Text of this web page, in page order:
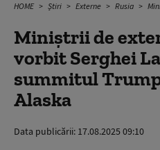
HOME Știri Externe Rusia
Miniștrii de
vorbit Serghei
summitul
Alaska
Data publicării: 17.08.2025 09:10